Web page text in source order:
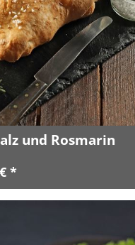
und Rosmarin
*